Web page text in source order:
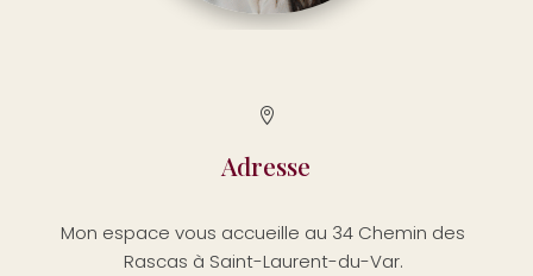

Adresse
Mon espace vous accueille au 34 Chemin des
Rascas à Saint-Laurent-du-Var.